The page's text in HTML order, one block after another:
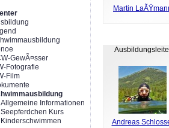
GewÃ¤sser
Fotografie
Film
Allgemeine Informationen
Seepferdchen Kurs
Kinderschwimmen
Martin
Andreas